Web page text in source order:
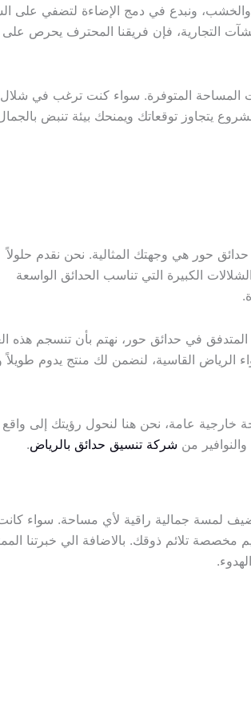
ونبدع في دمج الإضاءة لتضفي على
التجارية، فإن فريقنا المحترف يحرص
المساحة المتوفرة. سواء كنت ترغب في شلال
يتجاوز توقعاتك ويمنحك بيئة تنبض
حور هي وجهتك المثالية. نحن نقدم حلولاً
الكبيرة التي تناسب الحدائق الواسعة
في حدائق حور، نهتم بأن تنسجم هذه
الرياض القاسية، لنضمن لك منتج يدوم طويلاً
عامة، نحن هنا لنحول رؤيتك إلى واقع
من شركة تنسيق حدائق بالرياض.
لمسة جمالية راقية لأي مساحة. سواء
مخصصة تلائم ذوقك. بالاضافة الي خبرتنا